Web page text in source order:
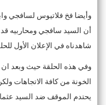
وأيضا فخ فلاتيوس لسافجي
أن السيد سافجي ومحاربيه
شاهدناه في الإعلان الأول
وفي هذه الحلقة حيث وبعد
الخونة من كافة الاتجاهات
يحتدم الموقف ضد السيد